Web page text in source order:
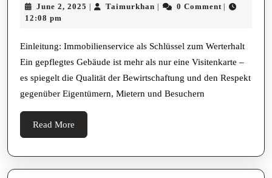
in
Qualität,
Zuverlässigkeit
und
Werterhalt
pr
June 2, 2025 June
| Taimurkhan Taimurkhan
| 0 Comment |
12:08 pm
Einleitung: Immobilienservice als Schlüssel zum Werterhalt
Ein gepflegtes Gebäude ist mehr als nur eine Visitenkarte –
es spiegelt die Qualität der Bewirtschaftung und den Respekt
gegenüber Eigentümern, Mietern und Besuchern
Read More
More